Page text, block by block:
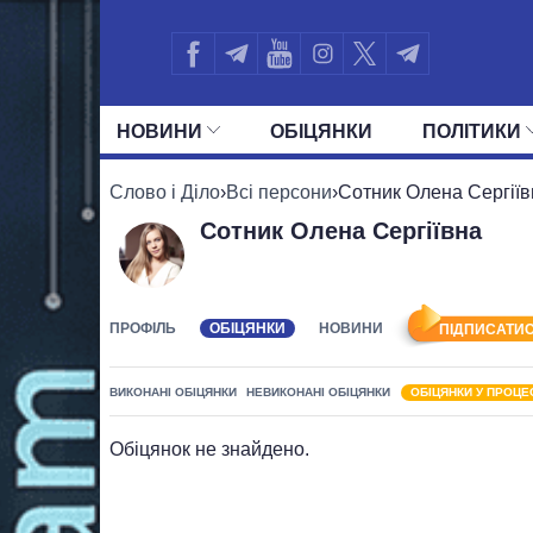
НОВИНИ ОБIЦЯНКИ ПОЛIТИКИ
УСІ ПОЛІТИКИ ПРЕЗИДЕНТ І
Слово і Діло›Всі персони›Сотник Олена
Сотник Олена Сергіївна
ПРОФІЛЬ ОБІЦЯНКИ НОВИНИ
ВИКОНАНІ ОБІЦЯНКИ НЕВИКОНАНІ ОБІЦЯНКИ ОБІЦЯНКИ У
Обіцянок не знайдено.